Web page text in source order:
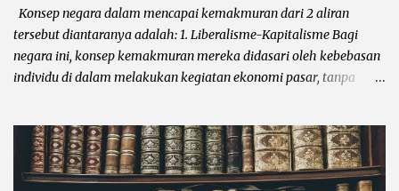
kesatuan menempatkan pemerintah pusat sebagai otoritas
tertinggi. Sementara wilayah-wilayah administratif di...
Konsep negara dalam mencapai kemakmuran dari 2 aliran
tersebut diantaranya adalah: 1. Liberalisme-Kapitalisme Bagi
negara ini, konsep kemakmuran mereka didasari oleh kebebasan
individu di dalam melakukan kegiatan ekonomi pasar, tanpa
berkreasi dalam bidang ekonomi tanpa diikut campur oleh
pemerintah, maka dengan sendirinya akan memakmurkan
negara dan rakyatnya. 2. Solidaritas Sosial Konsep solidaritas